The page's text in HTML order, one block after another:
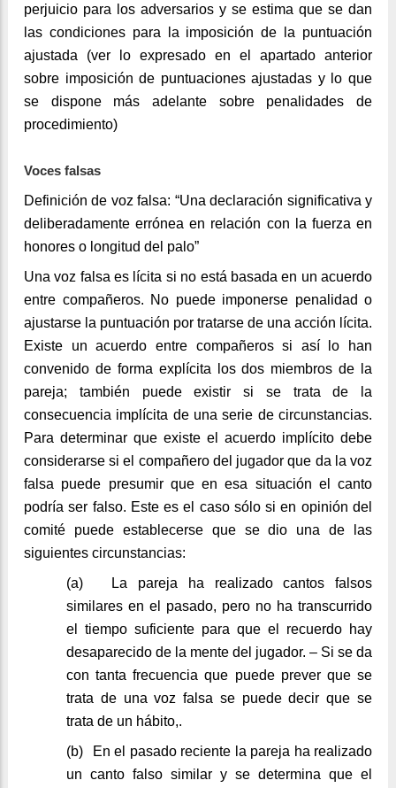
perjuicio para los adversarios y se estima que se dan
las condiciones para la imposición de la puntuación
ajustada (ver lo expresado en el apartado anterior
sobre imposición de puntuaciones ajustadas y lo que
se dispone más adelante sobre penalidades de
procedimiento)
Voces falsas
Definición de voz falsa: “Una declaración significativa y
deliberadamente errónea en relación con la fuerza en
honores o longitud del palo”
Una voz falsa es lícita si no está basada en un acuerdo
entre compañeros. No puede imponerse penalidad o
ajustarse la puntuación por tratarse de una acción lícita.
Existe un acuerdo entre compañeros si así lo han
convenido de forma explícita los dos miembros de la
pareja; también puede existir si se trata de la
consecuencia implícita de una serie de circunstancias.
Para determinar que existe el acuerdo implícito debe
considerarse si el compañero del jugador que da la voz
falsa puede presumir que en esa situación el canto
podría ser falso. Este es el caso sólo si en opinión del
comité puede establecerse que se dio una de las
siguientes circunstancias:
(a)
La pareja ha realizado cantos falsos
similares en el pasado, pero no ha transcurrido
el tiempo suficiente para que el recuerdo hay
desaparecido de la mente del jugador. – Si se da
con tanta frecuencia que puede prever que se
trata de una voz falsa se puede decir que se
trata de un hábito,.
(b)
En el pasado reciente la pareja ha realizado
un canto falso similar y se determina que el